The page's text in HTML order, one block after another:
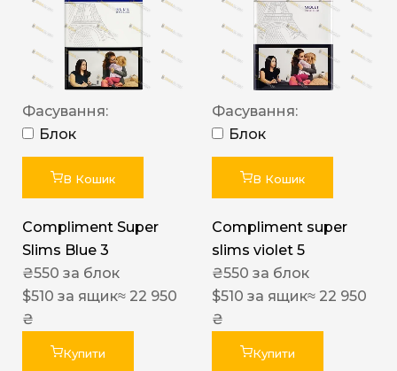
Фасування:
Блок
В Кошик
Compliment Super
Slims Blue 3
₴550 за блок
$510 за ящик≈ 22 950
₴
Купити
Фасування:
Блок
В Кошик
Compliment super
slims violet 5
₴550 за блок
$510 за ящик≈ 22 950
₴
Купити